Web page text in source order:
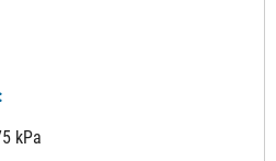
kPa